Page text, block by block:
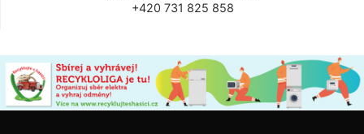
+420 731 825 858